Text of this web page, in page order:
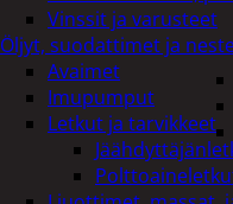
Vinssit ja varusteet
Öljyt, suodattimet ja
Avaimet
Imupumput
Letkut ja tarvikkeet